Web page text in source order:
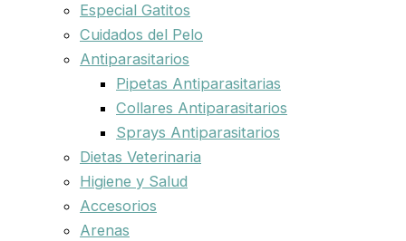
Especial Gatitos
Cuidados del Pelo
Antiparasitarios
Pipetas Antiparasitarias
Collares Antiparasitarios
Sprays Antiparasitarios
Dietas Veterinaria
Higiene y Salud
Accesorios
Arenas